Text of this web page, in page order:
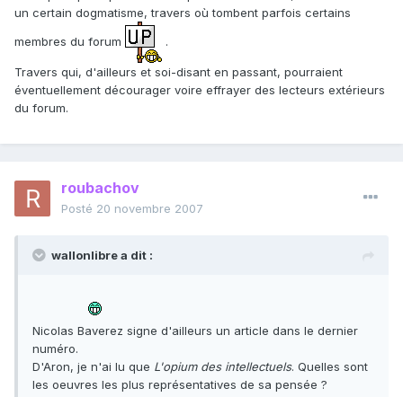
un certain dogmatisme, travers où tombent parfois certains
membres du forum
.
Travers qui, d'ailleurs et soi-disant en passant, pourraient
éventuellement décourager voire effrayer des lecteurs extérieurs
du forum.
roubachov
Posté 20 novembre 2007
wallonlibre a dit :
Nicolas Baverez signe d'ailleurs un article dans le dernier
numéro.
D'Aron, je n'ai lu que L'opium des intellectuels. Quelles sont
les oeuvres les plus représentatives de sa pensée ?